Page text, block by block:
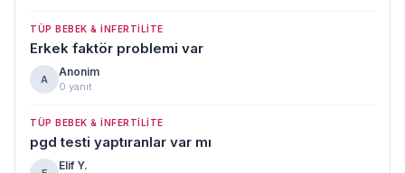
TÜP BEBEK & İNFERTILITE
Erkek faktör problemi var
A
Anonim
0 yanıt
TÜP BEBEK & İNFERTILITE
pgd testi yaptıranlar var mı
Elif Y.